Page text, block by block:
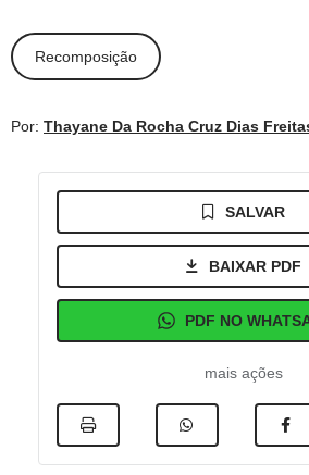
Recomposição
Por: Thayane Da Rocha Cruz Dias
SALVAR
BAIXAR PDF
PDF NO
mais ações